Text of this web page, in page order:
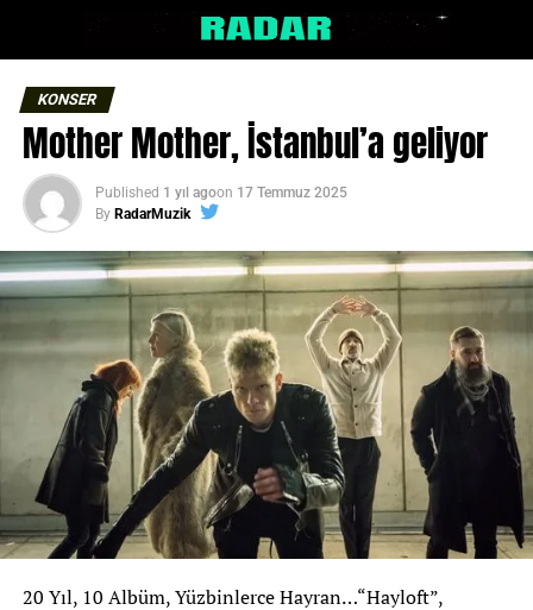
KONSER
Mother Mother, İstanbul’a geliyor
Published 1 yıl agoon 17 Temmuz 2025
By RadarMuzik
20 Yıl, 10 Albüm, Yüzbinlerce Hayran…“Hayloft”,